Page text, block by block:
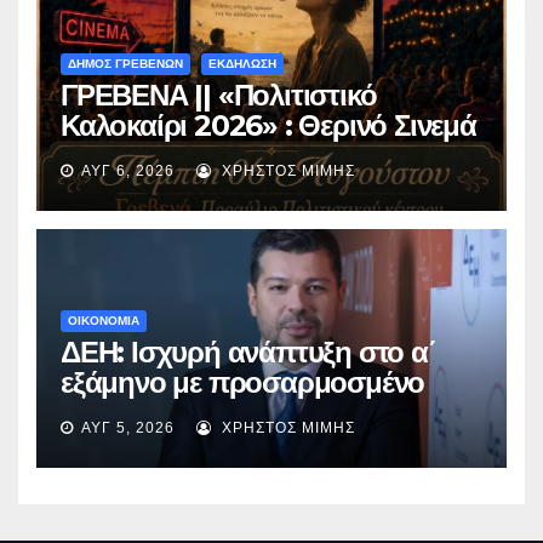
ΔΗΜΟΣ ΓΡΕΒΕΝΩΝ ΕΚΔΗΛΩΣΗ
ΓΡΕΒΕΝΑ || «Πολιτιστικό
Καλοκαίρι 2026» : Θερινό Σινεμά
με την βραβευμένη ταινία
«Μικρές Ανάσες».
ΑΥΓ 6, 2026 ΧΡΉΣΤΟΣ ΜΊΜΗΣ
ΟΙΚΟΝΟΜΙΑ
ΔΕΗ: Ισχυρή ανάπτυξη στο α΄
εξάμηνο με προσαρμοσμένο
EBITDA στα €1,2 δισ.
ΑΥΓ 5, 2026 ΧΡΉΣΤΟΣ ΜΊΜΗΣ